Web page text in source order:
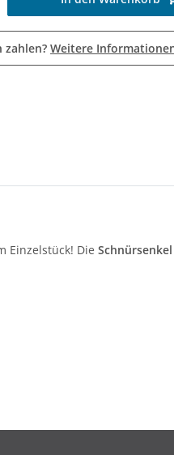
zahlen? Weitere
Einzelstück! Die Schnürsenkel